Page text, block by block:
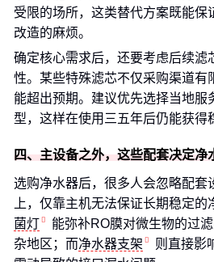
受限的场所，这类替代方案既能保
改造的麻烦。
确定核心需求后，还要考虑后续滤
性。某些特殊滤芯不仅采购渠道有
能超出预期。建议优先选择当地服
型，这样在使用三五年后仍能获得
四、主设备之外，这些配套决定净
选购净水器后，很多人会忽略配套
上，仅靠主机无法保证长期稳定
菌灯
能弥补RO膜对微生物的过
杂地区；而净水器支架
则直接影